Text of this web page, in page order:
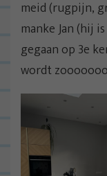
meid (rugpijn,
manke Jan (hij
gegaan op 3e
wordt